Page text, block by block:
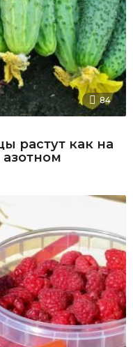
84
растут как на